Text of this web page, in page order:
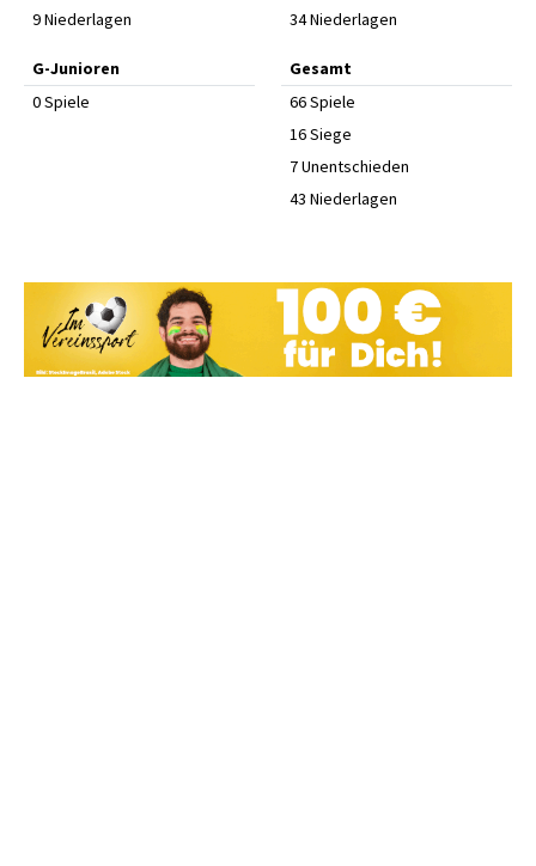
9 Niederlagen
34 Niederlagen
G-Junioren
0 Spiele
Gesamt
66 Spiele
16 Siege
7 Unentschieden
43 Niederlagen